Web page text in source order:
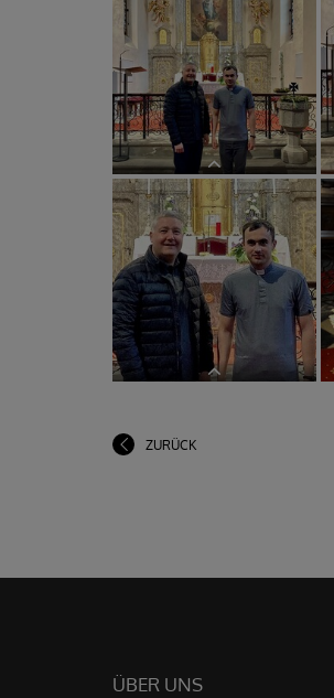
Pfarrer Claudiu Budău, Diakon
Andrei Marcelin Bolog
ZURÜCK
ÜBER UNS